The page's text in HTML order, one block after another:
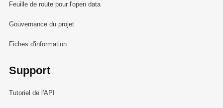
Feuille de route pour l'open data
Gouvernance du projet
Fiches d'information
Support
Tutoriel de l'API